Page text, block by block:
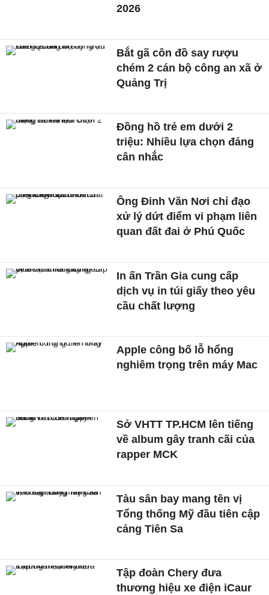
2026
Bắt gã côn đồ say rượu
chém 2 cán bộ công an xã ở
Quảng Trị
Đồng hồ trẻ em dưới 2
triệu: Nhiều lựa chọn đáng
cân nhắc
Ông Đinh Văn Nơi chỉ đạo
xử lý dứt điểm vi phạm liên
quan đất đai ở Phú Quốc
In ấn Trần Gia cung cấp
dịch vụ in túi giấy theo yêu
cầu chất lượng
Apple công bố lỗ hổng
nghiêm trọng trên máy Mac
Sở VHTT TP.HCM lên tiếng
về album gây tranh cãi của
rapper MCK
Tàu sân bay mang tên vị
Tổng thống Mỹ đầu tiên cập
cảng Tiên Sa
Tập đoàn Chery đưa
thương hiệu xe điện iCaur